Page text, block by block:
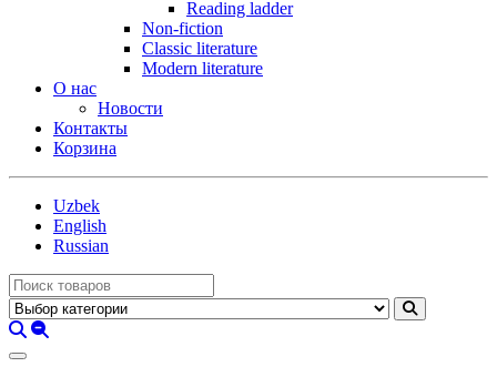
Reading ladder
Non-fiction
Classic literature
Modern literature
О нас
Новости
Контакты
Корзина
Uzbek
English
Russian